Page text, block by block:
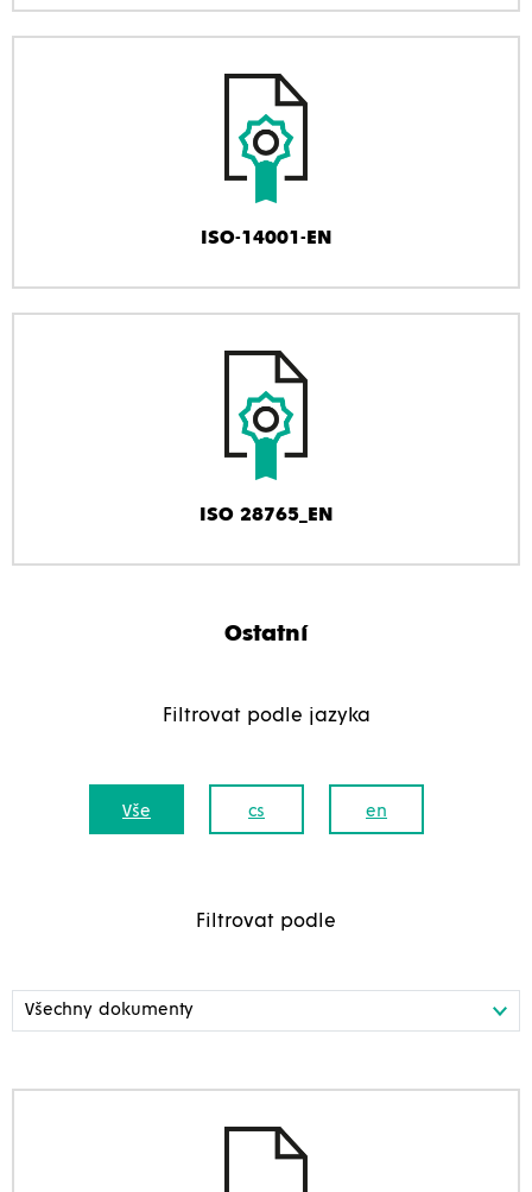
ISO-14001-EN
ISO 28765_EN
Ostatní
Filtrovat podle jazyka
Vše cs en
Filtrovat podle